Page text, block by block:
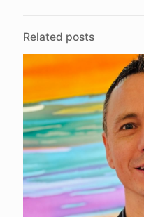
Related posts